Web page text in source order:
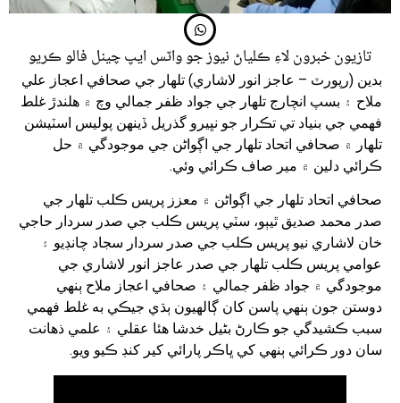
تازيون خبرون لاءِ ڪلياڻ نيوز جو واٽس ايپ چينل فالو ڪريو
بدين (رپورٽ – عاجز انور لاشاري) تلھار جي صحافي اعجاز علي
ملاح ۽ بسپ انچارج تلھار جي جواد ظفر جمالي وچ ۾ ھلندڙ غلط
فھمي جي بنياد تي تڪرار جو نڀيرو گذريل ڏينھن پوليس اسٽيشن
تلھار ۾ صحافي اتحاد تلھار جي اڳواڻن جي موجودگي ۾ حل
ڪرائي دلين ۾ مير صاف ڪرائي وئي.
صحافي اتحاد تلھار جي اڳواڻن ۾ معزز پريس ڪلب تلھار جي
صدر محمد صديق ٿيٻو، سٽي پريس ڪلب جي صدر سردار حاجي
خان لاشاري نيو پريس ڪلب جي صدر سردار سجاد چانڊيو ۽
عوامي پريس ڪلب تلھار جي صدر عاجز انور لاشاري جي
موجودگي ۾ جواد ظفر جمالي ۽ صحافي اعجاز ملاح ٻنھي
دوستن جون ٻنھي پاسن کان ڳالھيون ٻڌي جيڪي به غلط فھمي
سبب ڪشيدگي جو ڪارڻ بڻيل خدشا ھئا عقلي ۽ علمي ذھانت
سان دور ڪرائي ٻنھي کي ڀاڪر پارائي کير کنڊ ڪيو ويو.